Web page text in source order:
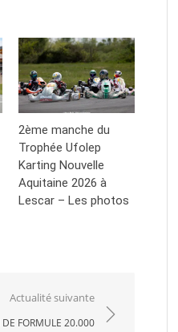
2ème manche du
Trophée Ufolep
Karting Nouvelle
Aquitaine 2026 à
Lescar – Les photos
Actualité suivante
DE FORMULE 20.000